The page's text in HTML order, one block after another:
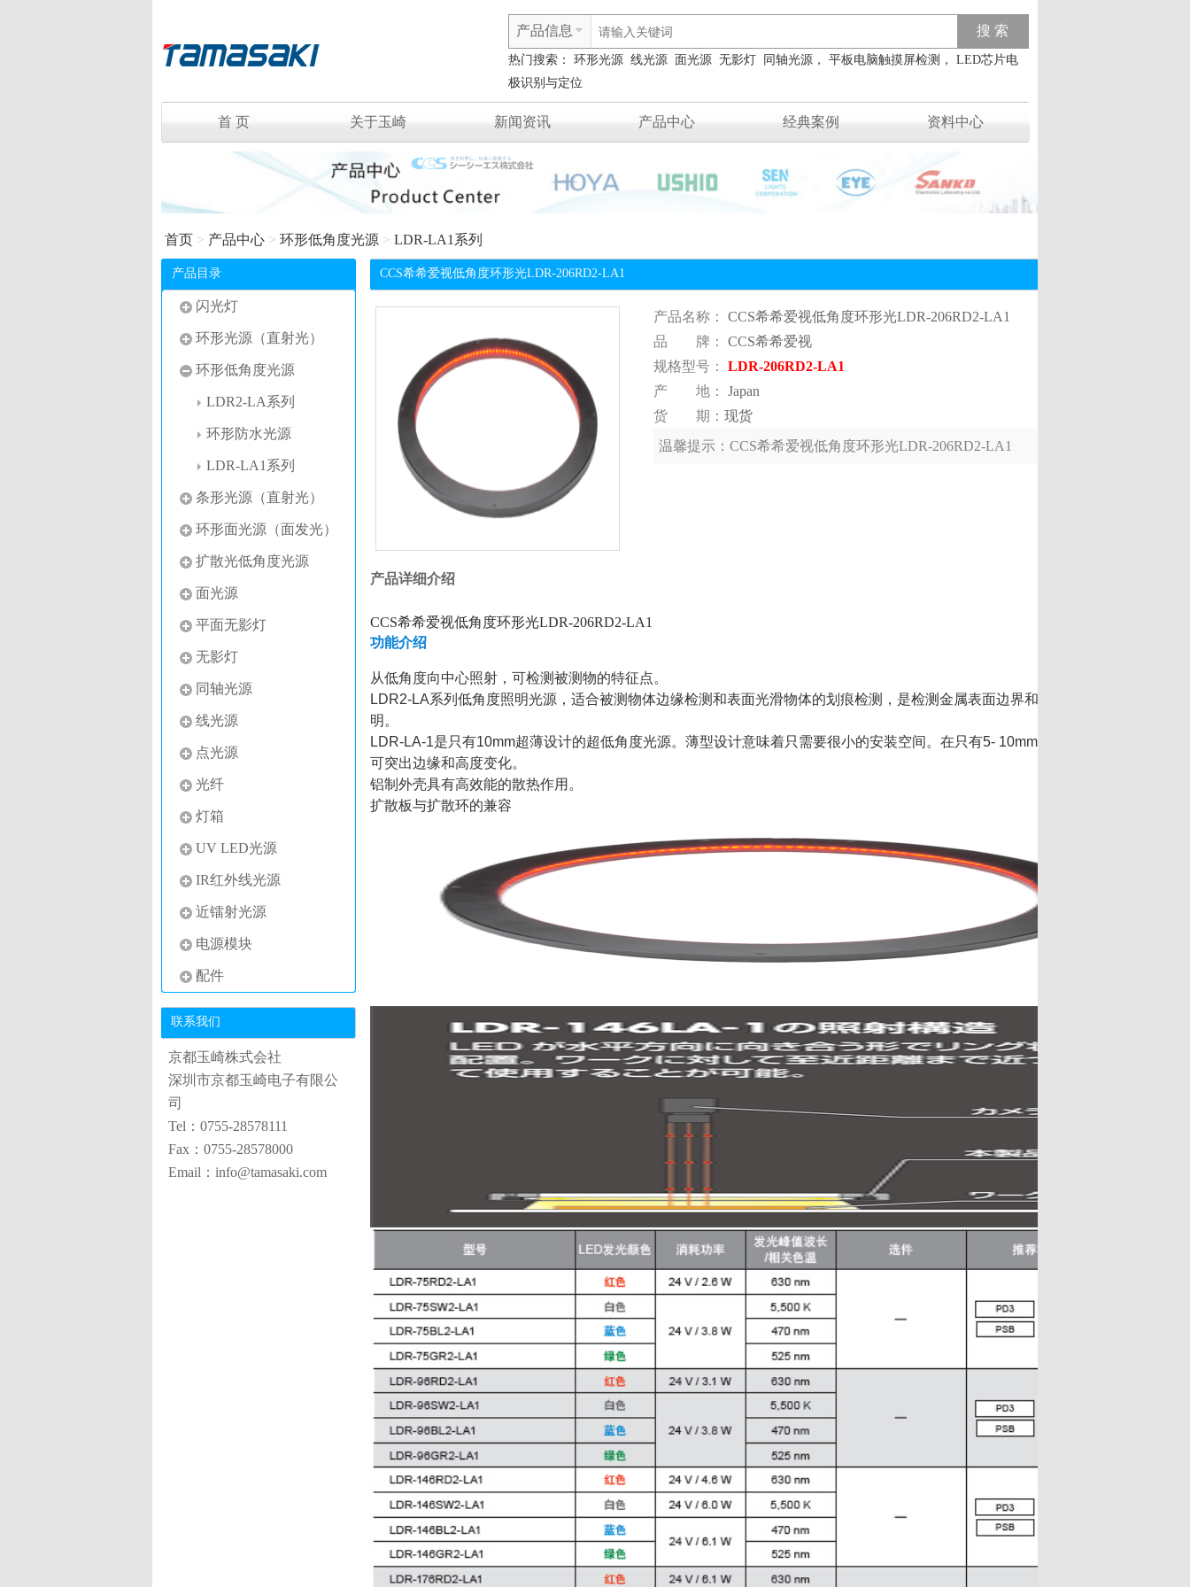
产品信息
热门搜索： 环形光源 线光源 面光源 无影灯
同轴光源， 平板电脑触摸屏检测， LED芯片电
极识别与定位
首 页 关于玉崎 新闻资讯 产品中心 经典案例 资料中心
首页 > 产品中心 > 环形低角度光源 > LDR-LA1系列
产品目录
闪光灯
环形光源（直射光）
环形低角度光源
LDR2-LA系列
环形防水光源
LDR-LA1系列
条形光源（直射光）
环形面光源（面发光）
扩散光低角度光源
面光源
平面无影灯
无影灯
同轴光源
线光源
点光源
光纤
灯箱
UV LED光源
IR红外线光源
近镭射光源
电源模块
配件
联系我们
京都玉崎株式会社
深圳市京都玉崎电子有限公
司
Tel：0755-28578111
Fax：0755-28578000
Email：info@tamasaki.com
CCS希希爱视低角度环形光LDR-206RD2-LA1
产品名称：
CCS希希爱视低角度环形光LDR-206RD2-LA1
品 牌：
CCS希希爱视
规格型号：
LDR-206RD2-LA1
产 地：
Japan
货 期： 现货
温馨提示： CCS希希爱视低角度环形光LDR-206RD2-LA1
产品详细介绍
CCS希希爱视低角度环形光LDR-206RD2-LA1
功能介绍
从低角度向中心照射，可检测被测物的特征点。
LDR2-LA系列低角度照明光源，适合被测物体边缘检测和表面光滑物体的划痕检测，是检测金属表面边界和刻印、破损的理想照
明。
LDR-LA-1是只有10mm超薄设计的超低角度光源。薄型设计意味着只需要很小的安装空间。在只有5- 10mm的工作距离，该系统
可突出边缘和高度变化。
铝制外壳具有高效能的散热作用。
扩散板与扩散环的兼容